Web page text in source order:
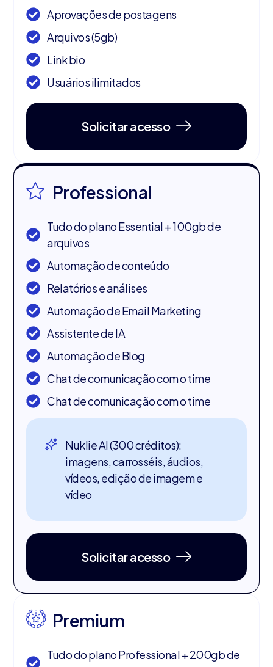
Aprovações de postagens
Arquivos (5gb)
Link bio
Usuários ilimitados
Solicitar acesso
Professional
Tudo do plano Essential + 100gb de
arquivos
Automação de conteúdo
Relatórios e análises
Automação de Email Marketing
Assistente de IA
Automação de Blog
Chat de comunicação com o time
Chat de comunicação com o time
Nuklie AI (300 créditos):
imagens, carrosséis, áudios,
vídeos, edição de imagem e
vídeo
Solicitar acesso
Premium
Tudo do plano Professional + 200gb de